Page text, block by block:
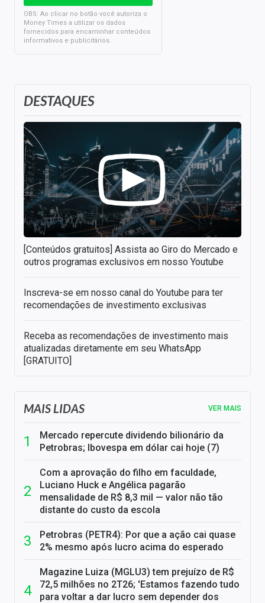
DESTAQUES
[Conteúdos gratuitos] Assista ao Giro do Mercado e
outros programas exclusivos em nosso Youtube
Inscreva-se em nosso canal do Youtube para ter
recomendações de investimento exclusivas
Receba as recomendações de investimento mais
atualizadas diretamente em seu WhatsApp
[GRATUITO]
OBS: Ao clicar no botão você autoriza o
Money Times a utilizar os dados
fornecidos para encaminhar conteúdos
informativos e publicitários.
MAIS LIDAS VER MAIS
Mercado repercute dividendo bilionário da
Petrobras; Ibovespa em dólar cai hoje (7)
Com a aprovação do filho em faculdade,
Luciano Huck e Angélica pagarão
mensalidade de R$ 8,3 mil — valor não tão
distante do custo da escola
Petrobras (PETR4): Por que a ação cai quase
2% mesmo após lucro acima do esperado
Magazine Luiza (MGLU3) tem prejuízo de R$
72,5 milhões no 2T26; 'Estamos fazendo tudo
para voltar a dar lucro sem depender dos